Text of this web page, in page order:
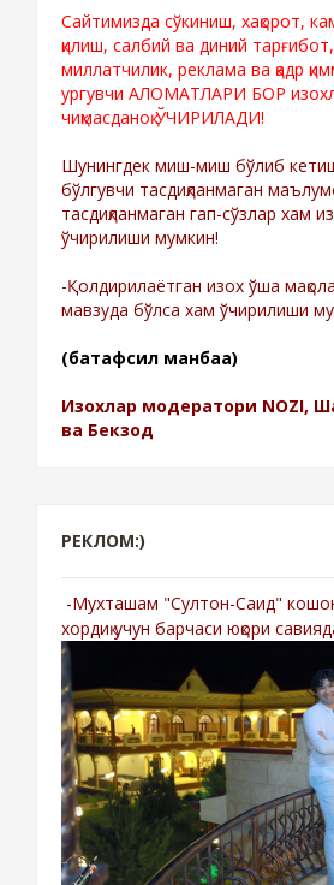
Сайтимизда сўкиниш, хақорот,
қилиш, салбий ва диний
миллатчилик, реклама ва қадр
ургувчи АЛОМАТЛАРИ БОР
чиқмасданоқ ЎЧИРИЛАДИ!
Шунингдек миш-миш бўлиб
бўлгувчи тасдиқланмаган
тасдиқланмаган гап-сўзлар хам
ўчирилиши мумкин!
-Қолдирилаётган изох ўша
мавзуда бўлса хам ўчирилиши
(батафсил манбаа)
Изохлар модератори NOZI,
ва Бекзод
РЕКЛОМ:)
-Мухташам "Султон-Саид"
хордиқ учун барчаси юқори